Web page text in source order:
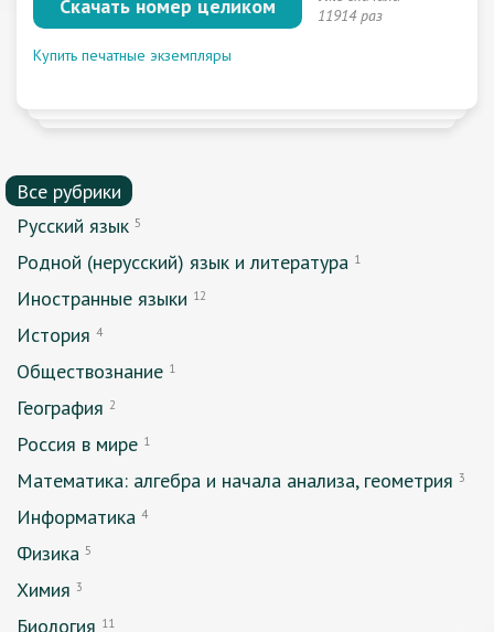
Скачать номер целиком
11914 раз
Купить печатные экземпляры
Все рубрики
Русский язык 5
Родной (нерусский) язык и литература 1
Иностранные языки 12
История 4
Обществознание 1
География 2
Россия в мире 1
Математика: алгебра и начала анализа, геометрия 3
Информатика 4
Физика 5
Химия 3
Биология 11